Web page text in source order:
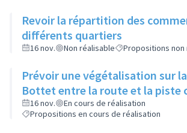
Revoir la répartition des
différents quartiers
16 nov. Non réalisable Propositions non
Prévoir une végétalisation sur
Bottet entre la route et la piste
16 nov.
En cours de réalisation
Propositions en cours de réalisation